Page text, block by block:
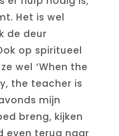
Het is wel
de deur
op spiritueel
wel ‘When the
the teacher is
mijn
breng, kijken
even terug naar